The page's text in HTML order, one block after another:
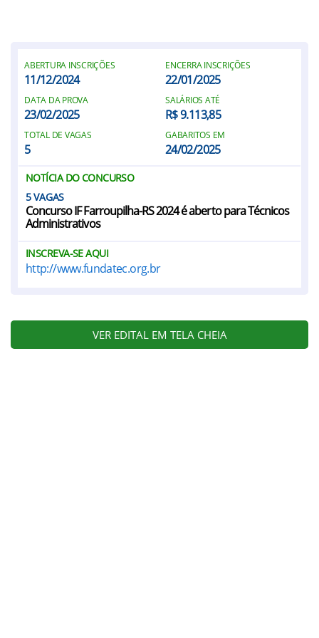
ABERTURA INSCRIÇÕES
11/12/2024
ENCERRA INSCRIÇÕES
22/01/2025
DATA DA PROVA
23/02/2025
SALÁRIOS ATÉ
R$ 9.113,85
TOTAL DE VAGAS
5
GABARITOS EM
24/02/2025
NOTÍCIA DO CONCURSO
5
Concurso IF Farroupilha-RS 2024 é aberto para Técnicos
Administrativos
INSCREVA-SE AQUI
http://www.fundatec.org.br
VER EDITAL EM TELA CHEIA